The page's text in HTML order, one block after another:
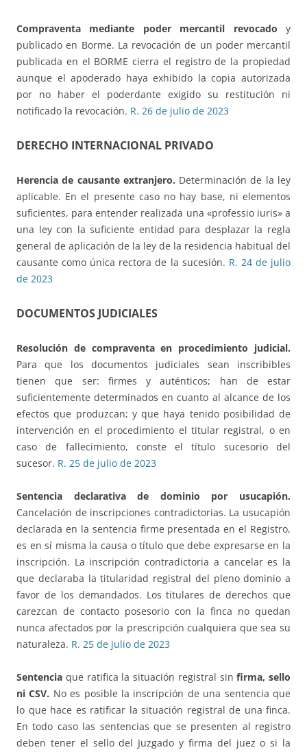
Compraventa mediante poder mercantil revocado y
publicado en Borme. La revocación de un poder mercantil
publicada en el BORME cierra el registro de la propiedad
aunque el apoderado haya exhibido la copia autorizada
por no haber el poderdante exigido su restitución ni
notificado la revocación. R. 26 de julio de 2023
DERECHO INTERNACIONAL PRIVADO
Herencia de causante extranjero. Determinación de la ley
aplicable. En el presente caso no hay base, ni elementos
suficientes, para entender realizada una «professio iuris» a
una ley con la suficiente entidad para desplazar la regla
general de aplicación de la ley de la residencia habitual del
causante como única rectora de la sucesión. R. 24 de julio
de 2023
DOCUMENTOS JUDICIALES
Resolución de compraventa en procedimiento judicial.
Para que los documentos judiciales sean inscribibles
tienen que ser: firmes y auténticos; han de estar
suficientemente determinados en cuanto al alcance de los
efectos que produzcan; y que haya tenido posibilidad de
intervención en el procedimiento el titular registral, o en
caso de fallecimiento, conste el título sucesorio del
sucesor. R. 25 de julio de 2023
Sentencia declarativa de dominio por usucapión.
Cancelación de inscripciones contradictorias. La usucapión
declarada en la sentencia firme presentada en el Registro,
es en sí misma la causa o título que debe expresarse en la
inscripción. La inscripción contradictoria a cancelar es la
que declaraba la titularidad registral del pleno dominio a
favor de los demandados. Los titulares de derechos que
carezcan de contacto posesorio con la finca no quedan
nunca afectados por la prescripción cualquiera que sea su
naturaleza. R. 25 de julio de 2023
Sentencia que ratifica la situación registral sinfirma, sello
ni CSV. No es posible la inscripción de una sentencia que
lo que hace es ratificar la situación registral de una finca.
En todo caso las sentencias que se presenten al registro
deben tener el sello del Juzgado y firma del juez o si la